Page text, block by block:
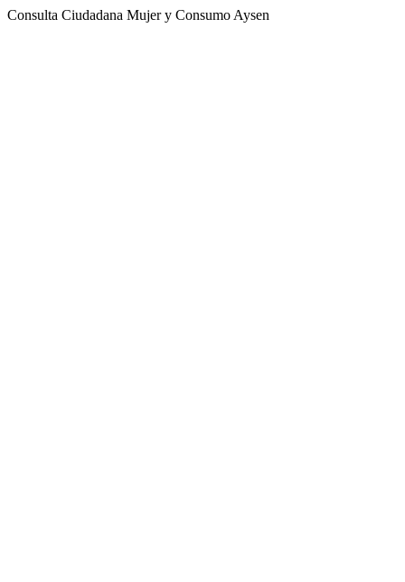
Consulta Ciudadana Mujer y Consumo Aysen